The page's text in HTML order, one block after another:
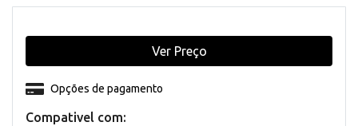
Compativel com:
Opções de pagamento
Ver Preço